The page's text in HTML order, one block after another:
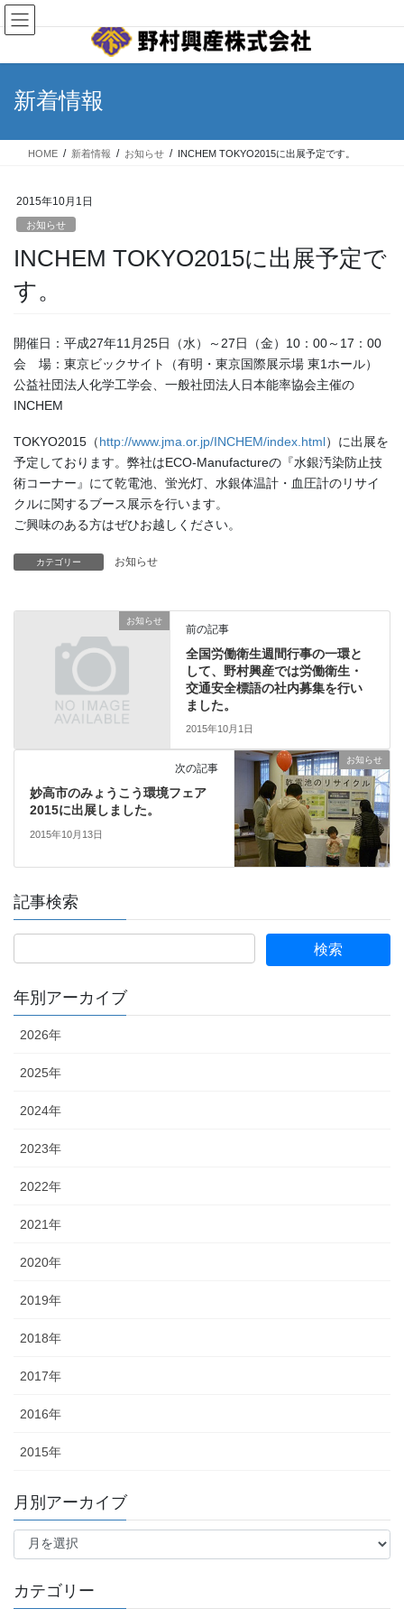
コ
ン
ン
キ
ナ
ビ
ー
に
新着情報
HOME 新着情報 お知らせ INCHEM TOKYO2015に出展予定です。
2015年10月1日
お知らせ
INCHEM TOKYO2015に出展予定で
す。
開催日：平成27年11月25日（水）～27日（金）10：00～17：00
会 場：東京ビックサイト（有明・東京国際展示場 東1ホール）
公益社団法人化学工学会、一般社団法人日本能率協会主催の
INCHEM
TOKYO2015（http://www.jma.or.jp/INCHEM/index.html）に出展を
予定しております。弊社はECO-Manufactureの『水銀汚染防止技
術コーナー』にて乾電池、蛍光灯、水銀体温計・血圧計のリサイ
クルに関するブース展示を行います。
ご興味のある方はぜひお越しください。
カテゴリー お知らせ
お知らせ
前の記事
全国労働衛生週間行事の一環と
して、野村興産では労働衛生・
交通安全標語の社内募集を行い
ました。
2015年10月1日
お知らせ
次の記事
妙高市のみょうこう環境フェア
2015に出展しました。
2015年10月13日
記事検索
年別アーカイブ
2026年
2025年
2024年
2023年
2022年
2021年
2020年
2019年
2018年
2017年
2016年
2015年
月別アーカイブ
月
ー
カテゴリー